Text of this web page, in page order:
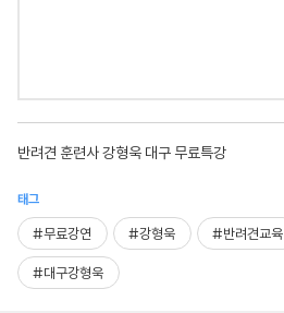
반려견 훈련사 강형욱 대구 무료특강
태그
#무료강연 #강형욱 #반려견교육
#대구강형욱